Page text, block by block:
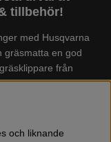
tillbehör!
med Husqvarna
gräsmatta en god
från
för just din
reservdelar till
Vi säljer även
och liknande